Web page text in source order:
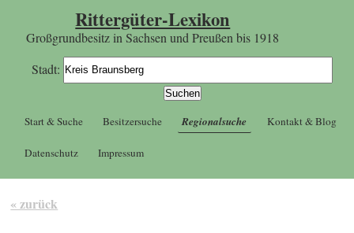
Rittergüter-Lexikon
Großgrundbesitz in Sachsen und Preußen bis 1918
Stadt:
Start & Suche Besitzersuche Regionalsuche Kontakt & Blog
Datenschutz Impressum
« zurück